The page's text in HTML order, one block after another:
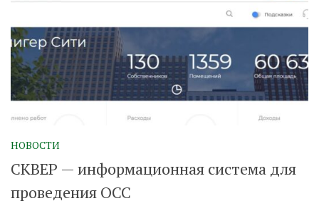
НОВОСТИ
СКВЕР — информационная система для
проведения ОСС